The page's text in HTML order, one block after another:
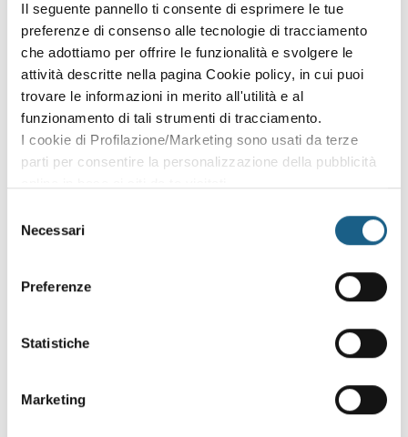
Il seguente pannello ti consente di esprimere le tue
preferenze di consenso alle tecnologie di tracciamento
che adottiamo per offrire le funzionalità e svolgere le
attività descritte nella pagina Cookie policy, in cui puoi
trovare le informazioni in merito all'utilità e al
funzionamento di tali strumenti di tracciamento.
I cookie di Profilazione/Marketing sono usati da terze
parti per consentire la personalizzazione della pubblicità
qualsiasi momento. Consulta anche la nostra Privacy
delNecessari
Preferenze
Statistiche
Marketing
Tutti i corsi gratuiti per gestire dati e
informazioni
Lessico digitale - PG3
Grammatica digitale - PG4